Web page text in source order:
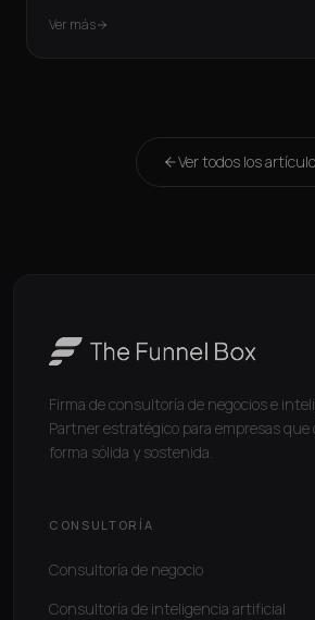
Ver más
Ver todos los
Firma de consultoría de negocios e
Partner estratégico para empresas que
forma sólida y sostenida.
CONSULTORÍA
Consultoría de negocio
Consultoría de inteligencia artificial